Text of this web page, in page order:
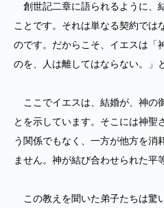
創世記二章に語られるように、
ことです。それは単なる契約では
のです。だからこそ、イエスは「
のを、人は離してはならない。」
ここでイエスは、結婚が、神の
とを示しています。そこには神聖
う関係でもなく、一方が他方を消
ません。神が結び合わせられた平
この教えを聞いた弟子たちは驚